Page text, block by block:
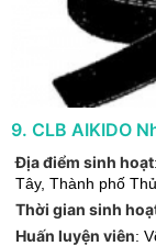
9. CLB AIKIDO
Địa điểm sinh hoạt:
Tây, Thành phố
Thời gian sinh
Huấn luyện viên: